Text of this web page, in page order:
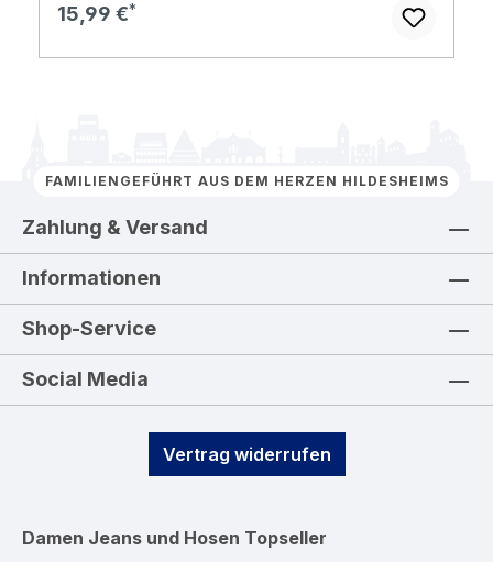
Regulärer Preis:
15,99 €
FAMILIENGEFÜHRT AUS DEM HERZEN HILDESHEIMS
Zahlung & Versand
Informationen
Shop-Service
Social Media
Vertrag widerrufen
Damen Jeans und Hosen Topseller